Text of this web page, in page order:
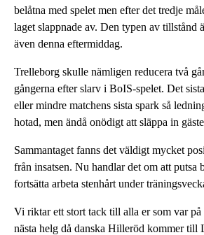
belåtna med spelet men efter det tredje
laget slappnade av. Den typen av tillstånd
även denna eftermiddag.
Trelleborg skulle nämligen reducera två
gångerna efter slarv i BoIS-spelet. Det
eller mindre matchens sista spark så
hotad, men ändå onödigt att släppa in
Sammantaget fanns det väldigt mycket
från insatsen. Nu handlar det om att putsa
fortsätta arbeta stenhårt under
Vi riktar ett stort tack till alla er som var på
nästa helg då danska Hilleröd kommer till